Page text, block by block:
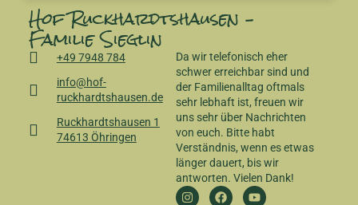
Hof Ruckhardts­hausen –
Familie Sieglin
+49 7948 784
info@hof-
ruckhardtshausen.de
Ruckhardtshausen 1
74613 Öhringen
Da wir telefonisch eher
schwer erreichbar sind und
der Familienalltag oftmals
sehr lebhaft ist, freuen wir
uns sehr über Nachrichten
von euch. Bitte habt
Verständnis, wenn es etwas
länger dauert, bis wir
antworten. Vielen Dank!